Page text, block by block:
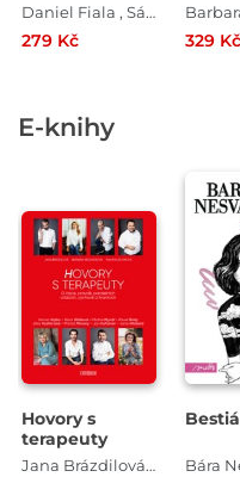
Daniel Fiala , Sára Saudková , Markéta Lukášková , Michal Viewegh , Jana Pavloušková , Iva Pekárková , Petra Soukupová , Kuba Ryba , Simona Michálková , Miloš Čermák , Markéta Rejzková , Václav Láska , Barbara Nesvadbová , Michaela Klevisová
279 Kč 329 Kč
E-knihy
Hovory s
terapeuty
Jana Brázdilová , Barbara Nesvadbová , Pavlína Saudková